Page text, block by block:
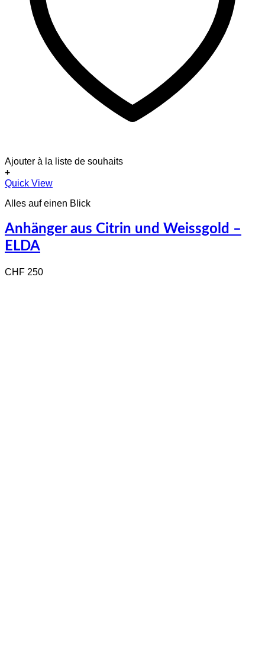
Ajouter à la liste de souhaits
+
Quick View
Alles auf einen Blick
Anhänger aus Citrin und Weissgold –
ELDA
CHF 250